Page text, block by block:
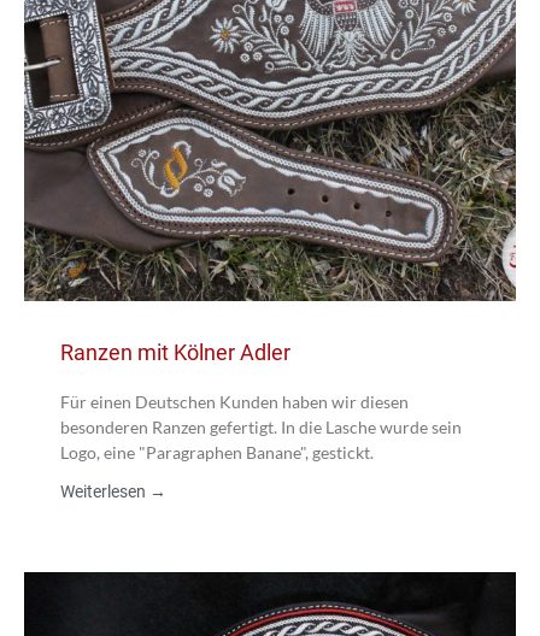
Ranzen mit Kölner Adler
Für einen Deutschen Kunden haben wir diesen
besonderen Ranzen gefertigt. In die Lasche wurde sein
Logo, eine "Paragraphen Banane", gestickt.
Weiterlesen →